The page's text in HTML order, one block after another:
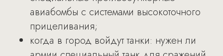
авиабомбы с системами высокоточного
прицеливания;
когда в город войдут танки: нужен ли